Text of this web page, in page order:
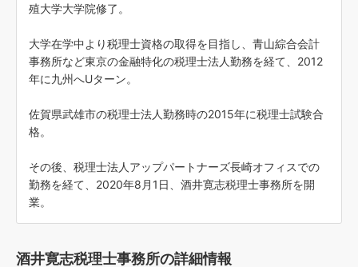
殖大学大学院修了。
大学在学中より税理士資格の取得を目指し、青山綜合会計
事務所など東京の金融特化の税理士法人勤務を経て、2012
年に九州へUターン。
佐賀県武雄市の税理士法人勤務時の2015年に税理士試験合
格。
その後、税理士法人アップパートナーズ長崎オフィスでの
勤務を経て、2020年8月1日、酒井寛志税理士事務所を開
業。
酒井寛志税理士事務所の詳細情報